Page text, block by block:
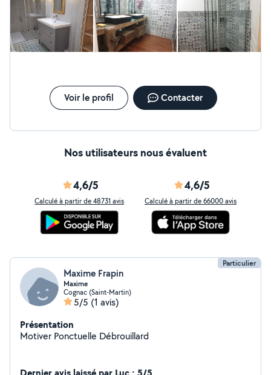
Voir le profil Contacter
Nos utilisateurs nous évaluent
4,6/5
Calculé à partir de 48731 avis
4,6/5
Calculé à partir de 66000 avis
Particulier
Maxime Frapin
Maxime
Cognac (Saint-Martin)
5/5 (1 avis)
Présentation
Motiver Ponctuelle Débrouillard